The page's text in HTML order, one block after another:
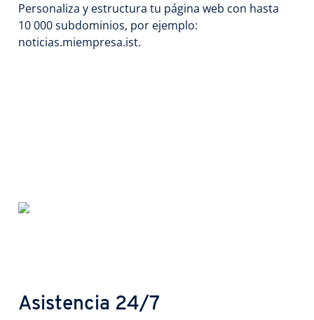
Personaliza y estructura tu página web con hasta
10 000 subdominios, por ejemplo:
noticias.miempresa.ist.
Asistencia 24/7